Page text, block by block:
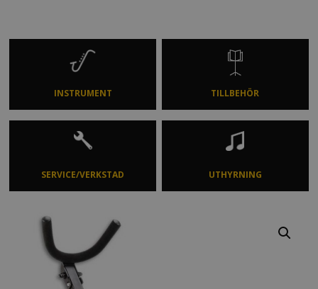
INSTRUMENT TILLBEHÖR
SERVICE/VERKSTAD UTHYRNING